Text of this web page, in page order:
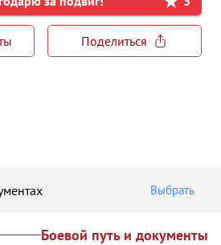
Поделиться
Выбрать
Боевой путь и документы